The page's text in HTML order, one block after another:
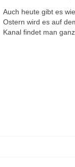
Auch heute gibt es
Ostern wird es auf
Kanal findet man